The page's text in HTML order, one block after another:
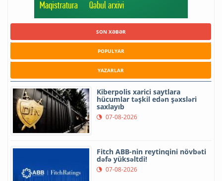
SON XƏBƏR
POPULYAR
YAZARLAR
Kiberpolis xarici saytlara
hücumlar təşkil edən şəxsləri
saxlayıb
07-08-2026
Fitch ABB-nin reytinqini növbəti
dəfə yüksəltdi!
07-08-2026